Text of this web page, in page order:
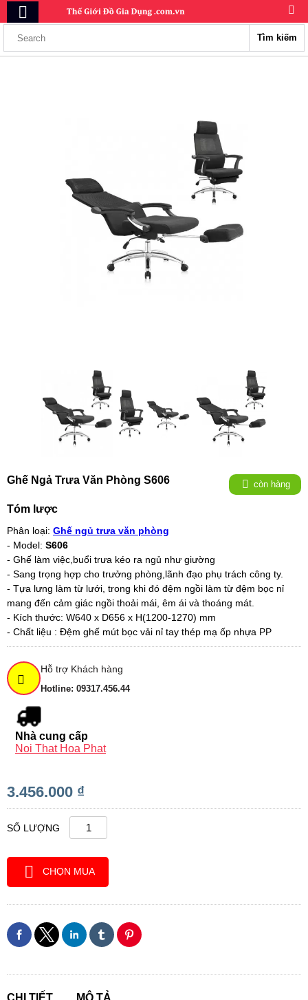
Tìm kiếm
Ghế Ngả Trưa Văn Phòng S606 còn hàng
Tóm lược
Phân loại: Ghế ngủ trưa văn phòng
- Model: S606
- Ghế làm việc,buổi trưa kéo ra ngủ như giường
- Sang trọng hợp cho trưởng phòng,lãnh đạo phụ trách công ty.
- Tựa lưng làm từ lưới, trong khi đó đệm ngồi làm từ đệm bọc nỉ
mang đến cảm giác ngồi thoải mái, êm ái và thoáng mát.
- Kích thước: W640 x D656 x H(1200-1270) mm
- Chất liệu : Đệm ghế mút bọc vải nỉ tay thép mạ ốp nhựa PP
Hỗ trợ Khách hàng
Hotline: 09317.456.44
Nhà cung cấp
Noi That Hoa Phat
3.456.000 ₫
SỐ LƯỢNG
CHỌN MUA